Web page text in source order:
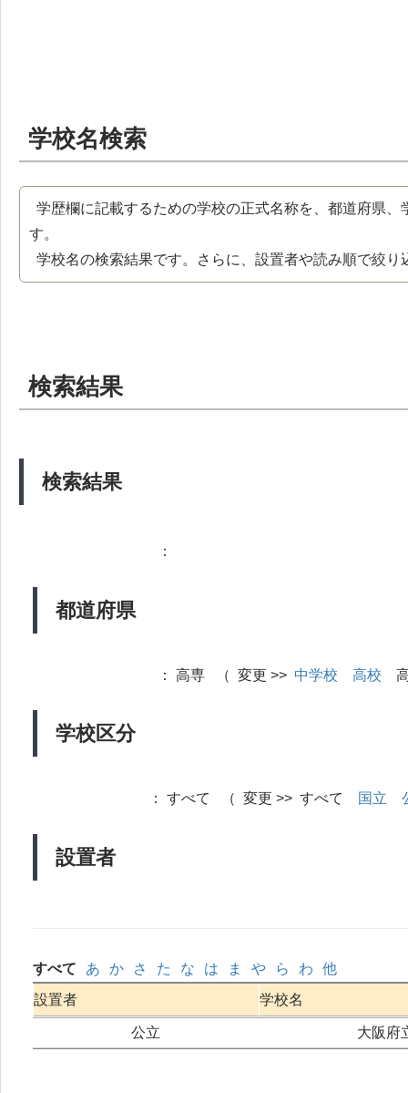
学校名検索
学歴欄に記載するための学校の正式名称を、都道府県
す。
学校名の検索結果です。さらに、設置者や読み順で絞り
検索結果
検索結果
都道府県
：
学校区分
： 高専 （ 変更 >> 中学校 高校
設置者
： すべて （ 変更 >> すべて 国立
すべて あ か さ た な は ま や ら わ
他
設置者
学校名
公立 大阪府